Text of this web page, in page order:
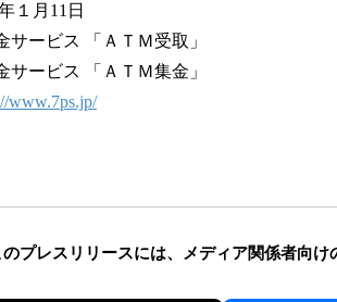
月11日
ビス 「ＡＴＭ受取」
「ＡＴＭ集金」
www.7ps.jp/
のプレスリリースには、 メディア関係者向け